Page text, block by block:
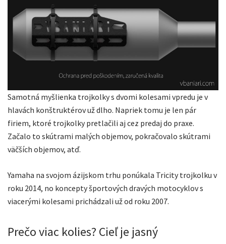
Samotná myšlienka trojkolky s dvomi kolesami vpredu je v
hlavách konštruktérov už dlho. Napriek tomu je len pár
firiem, ktoré trojkolky pretlačili aj cez predaj do praxe.
Začalo to skútrami malých objemov, pokračovalo skútrami
väčších objemov, atď.
Yamaha na svojom ázijskom trhu ponúkala Tricity trojkolku v
roku 2014, no koncepty športových dravých motocyklov s
viacerými kolesami prichádzali už od roku 2007.
Prečo viac kolies? Cieľ je jasný